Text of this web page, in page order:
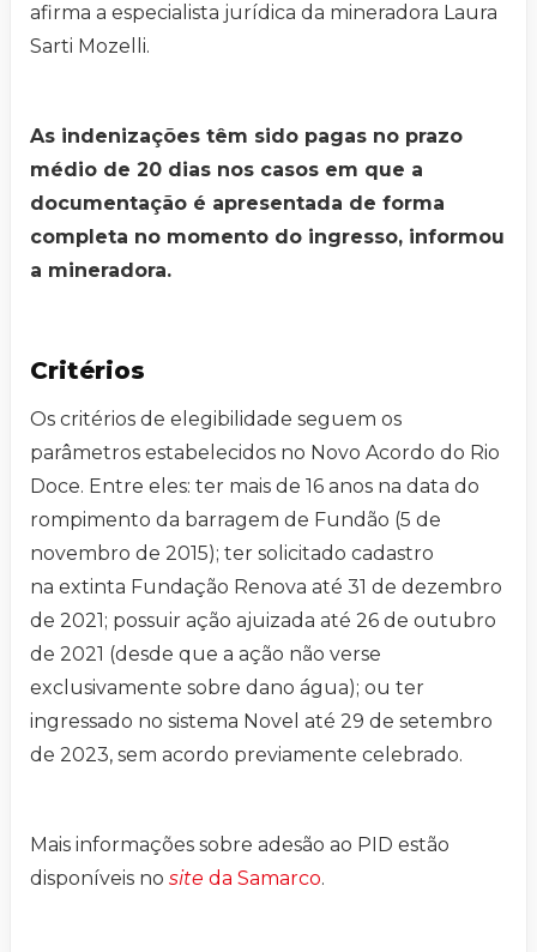
afirma a especialista jurídica da mineradora Laura
Sarti Mozelli.
As indenizações têm sido pagas no prazo
médio de 20 dias nos casos em que a
documentação é apresentada de forma
completa no momento do ingresso, informou
a mineradora.
Critérios
Os critérios de elegibilidade seguem os
parâmetros estabelecidos no Novo Acordo do Rio
Doce. Entre eles: ter mais de 16 anos na data do
rompimento da barragem de Fundão (5 de
novembro de 2015); ter solicitado cadastro
na extinta Fundação Renova até 31 de dezembro
de 2021; possuir ação ajuizada até 26 de outubro
de 2021 (desde que a ação não verse
exclusivamente sobre dano água); ou ter
ingressado no sistema Novel até 29 de setembro
de 2023, sem acordo previamente celebrado.
Mais informações sobre adesão ao PID estão
disponíveis no site da Samarco.